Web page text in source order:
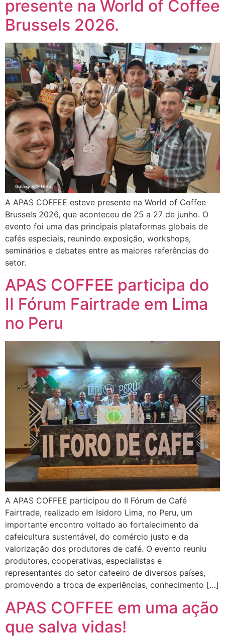
presente na World of Coffee
Brussels 2026.
A APAS COFFEE esteve presente na World of Coffee
Brussels 2026, que aconteceu de 25 a 27 de junho. O
evento foi uma das principais plataformas globais de
cafés especiais, reunindo exposição, workshops,
seminários e debates entre as maiores referências do
setor.
APAS COFFEE participa do
II Fórum Fairtrade em Lima
no Peru
A APAS COFFEE participou do II Fórum de Café
Fairtrade, realizado em Isidoro Lima, no Peru, um
importante encontro voltado ao fortalecimento da
cafeicultura sustentável, do comércio justo e da
valorização dos produtores de café. O evento reuniu
produtores, cooperativas, especialistas e
representantes do setor cafeeiro de diversos países,
promovendo a troca de experiências, conhecimento […]
APAS COFFEE em uma ação
que salva vidas!